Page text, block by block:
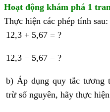
Hoạt động khám phá 1
Thực hiện các phép tính sau:
12,3 + 5,67 = ?
12,3 − 5,67 = ?
b) Áp dụng quy tắc tương
trừ số nguyên, hãy thực